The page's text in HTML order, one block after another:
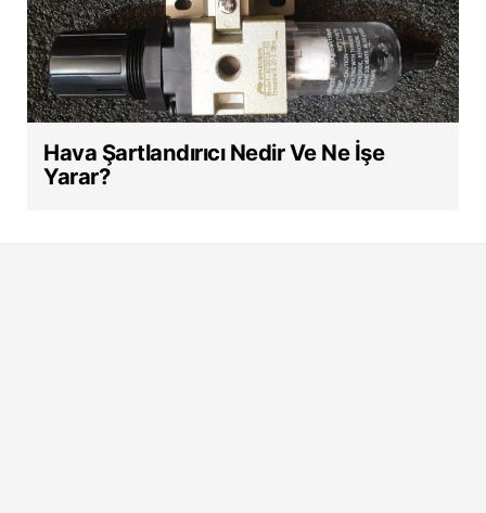
Hava Şartlandırıcı Nedir Ve Ne İşe
Yarar?